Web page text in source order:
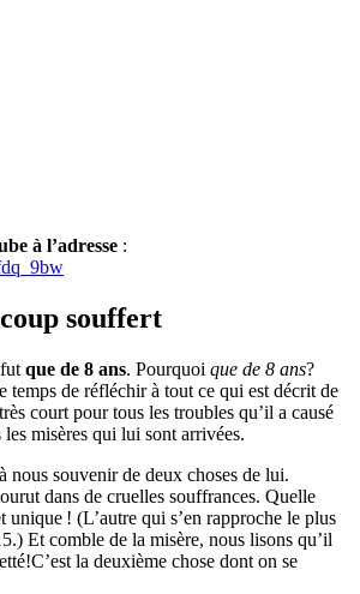
à l’adresse :
souffert
que de 8 ans. Pourquoi que de 8 ans?
temps de réfléchir à tout ce qui est décrit de
court pour tous les troubles qu’il a causé
misères qui lui sont arrivées.
nous souvenir de deux choses de lui.
dans de cruelles souffrances. Quelle
unique ! (L’autre qui s’en rapproche le plus
Et comble de la misère, nous lisons qu’il
la deuxième chose dont on se